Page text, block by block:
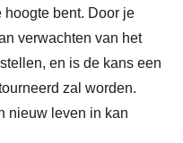
hoogte bent. Door je
verwachten van het
en is de kans een
zal worden.
nieuw leven in kan